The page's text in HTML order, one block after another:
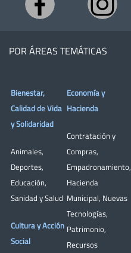
POR ÁREAS TEMÁTICAS
Bienestar,
Calidad de Vida
y Solidaridad
Animales,
Deportes,
Educación,
Sanidad y Salud
Cultura y Acción
Social
Economía y
Hacienda
Contratación y
Compras,
Empadronamiento,
Hacienda
Municipal, Nuevas
Tecnologías,
Patrimonio,
Recursos